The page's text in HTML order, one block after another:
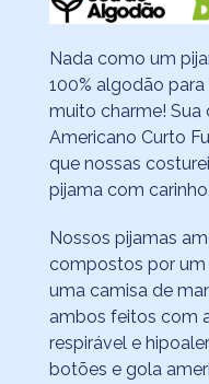
Nada como um
100% algodão
muito charme! Sua
Americano Curto
que nossas
pijama com carinho.
Nossos pijamas
compostos por um
uma camisa de
ambos feitos com
respirável e
botões e gola